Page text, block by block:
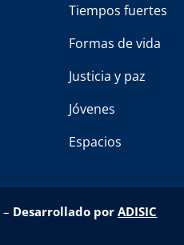
Tiempos fuertes
Formas de vida
Justicia y paz
Jóvenes
Espacios
– Desarrollado porADISIC